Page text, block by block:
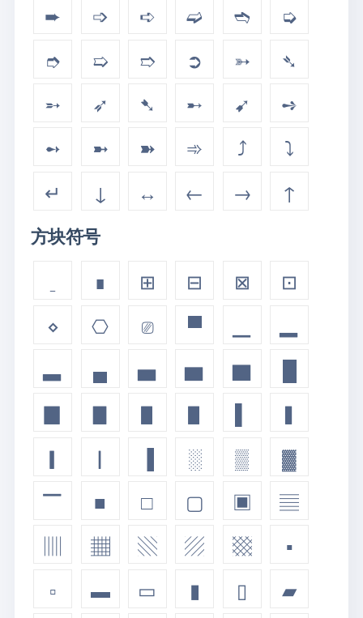
➨
➩ ➪ ➫ ➬
➭
➮
➯ ➱ ➲ ➳
➴
➵
➶ ➷ ➸ ➹
➺
➻
➼ ➽ ➾ ⤴
⤵
↵
↓ ↔ ← → ↑
方块符号
∎ ⊞ ⊟ ⊠
⊡
⋄
⎔ ⎚ ▀
▃
▄ ▅ ▆ ▇
█
▉
▊ ▋ ▋ ▌
▍
▎
▏ ▐ ░ ▒
▓
▔
■ □ ▢ ▣
▤
▥
▦ ▧ ▨ ▩
▪
▫
▬ ▭ ▮ ▯
▰